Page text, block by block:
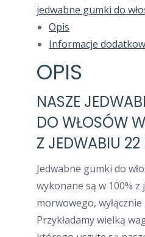
jedwabne gumki do
Opis
Informacje
OPIS
NASZE
DO WŁOSÓW
Z JEDWABIU
Jedwabne gumki do
wykonane są w 100% z
morwowego,
Przykładamy wielką